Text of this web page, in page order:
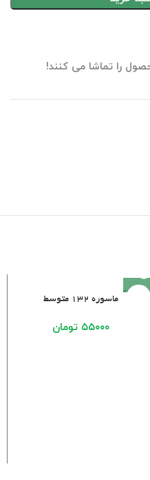
را تماشا می کنند!
فروخته
ماسوره ۱۳۲ متوسط
۵۵۰۰۰ تومان